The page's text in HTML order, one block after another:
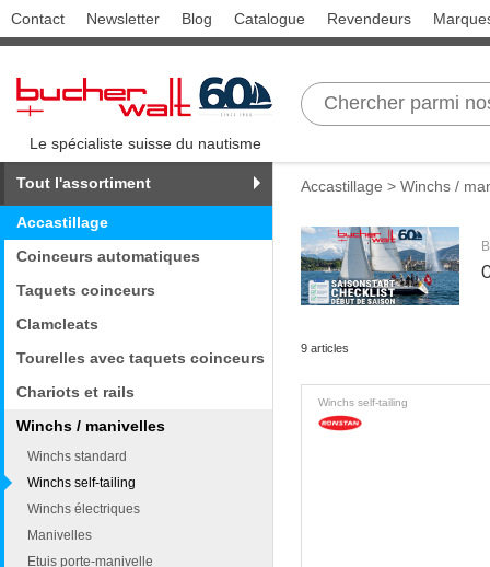
Contact Newsletter Blog Catalogue Revendeurs
Le spécialiste suisse du nautisme
Tout l'assortiment
Accastillage
Coinceurs automatiques
Taquets coinceurs
Clamcleats
Tourelles avec taquets coinceurs
Chariots et rails
Winchs / manivelles
Winchs standard
Winchs self-tailing
Winchs électriques
Manivelles
Etuis porte-manivelle
Accastillage > Winchs /
9 articles
Winchs self-tailing